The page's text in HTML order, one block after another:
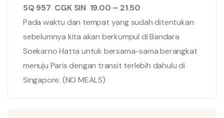
SQ 957 CGK SIN 19.00 – 21.50
Pada waktu dan tempat yang sudah ditentukan
sebelumnya kita akan berkumpul di Bandara
Soekarno Hatta untuk bersama-sama berangkat
menuju Paris dengan transit terlebih dahulu di
Singapore. (NO MEALS)